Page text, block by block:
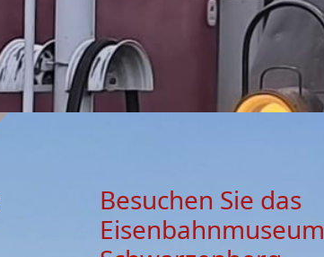
Besuchen Sie das
Eisenbahnmuseum